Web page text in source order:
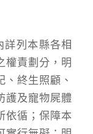
列本縣各相
權責劃分，明
終生照顧、
護及寵物屍體
依循；保障本